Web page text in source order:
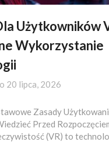
Użytkowników
Wykorzystanie
20 lipca, 2026
Zasady
Przed
(VR) to